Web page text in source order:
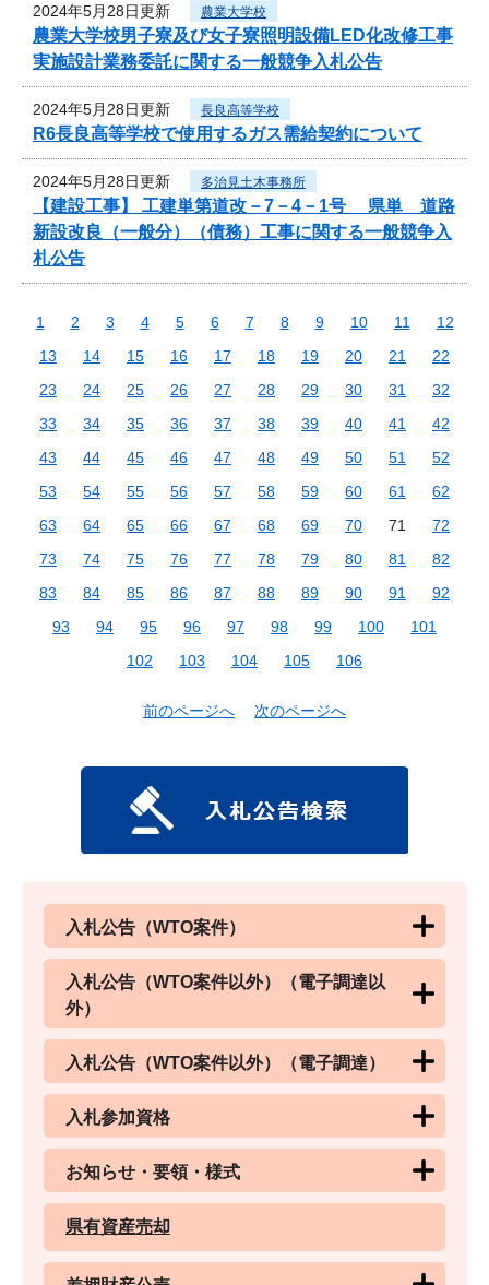
2024年5月28日更新 農業大学校
農業大学校男子寮及び女子寮照明設備LED化改修工事
実施設計業務委託に関する一般競争入札公告
2024年5月28日更新 長良高等学校
R6長良高等学校で使用するガス需給契約について
2024年5月28日更新 多治見土木事務所
【建設工事】 工建単第道改－7－4－1号 県単 道路
新設改良（一般分）（債務）工事に関する一般競争入
札公告
1 2 3 4 5 6 7 8 9 10 11
12
13
14 15 16 17 18 19 20 21
22
23
24 25 26 27 28 29 30 31
32
33
34 35 36 37 38 39 40 41
42
43
44 45 46 47 48 49 50 51
52
53
54 55 56 57 58 59 60 61
62
63
64 65 66 67 68 69 70 71
72
73
74 75 76 77 78 79 80 81
82
83
84 85 86 87 88 89 90 91
92
93
94 95 96 97 98 99 100
101
102
103 104 105 106
前のページへ 次のページへ
入札公告（WTO案件）
入札公告（WTO案件以外）（電子調達以
外）
入札公告（WTO案件以外）（電子調達）
入札参加資格
お知らせ・要領・様式
県有資産売却